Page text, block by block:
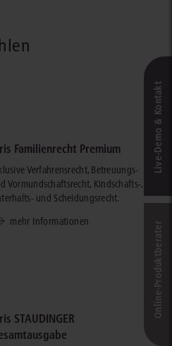
Familienrecht Premium
Verfahrensrecht, Betreuungs-
Vormundschaftsrecht, Kindschafts-,
und Scheidungsrecht.
mehr Informationen
STAUDINGER
Live‑Demo & Kontakt
Online-Produkt­berater